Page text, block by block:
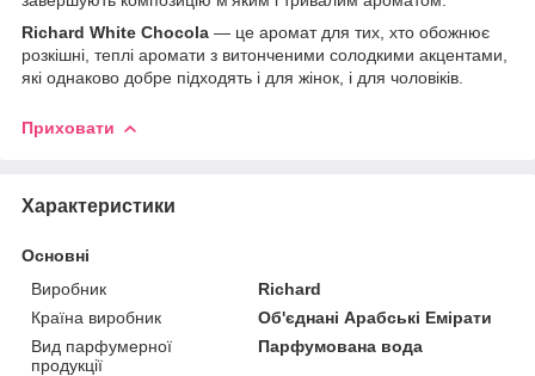
Richard White Chocola — це аромат для тих, хто обожнює
розкішні, теплі аромати з витонченими солодкими акцентами,
які однаково добре підходять і для жінок, і для чоловіків.
Приховати
Характеристики
Основні
Виробник
Richard
Країна виробник
Об'єднані Арабські Емірати
Вид парфумерної
продукції
Парфумована вода